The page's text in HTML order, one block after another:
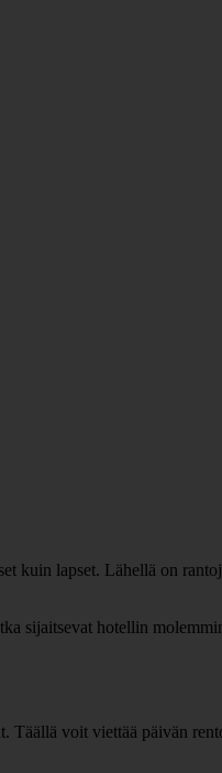
kuin lapset. Lähellä on
sijaitsevat hotellin
voit viettää päivän